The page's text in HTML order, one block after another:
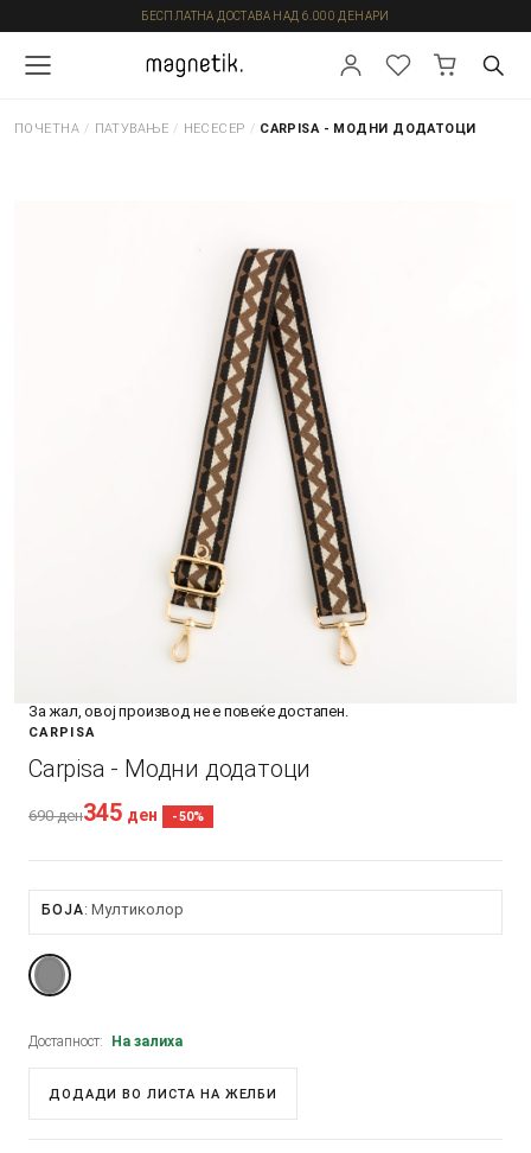
БЕСПЛАТНА ДОСТАВА НАД 6.000 ДЕНАРИ
ПОЧЕТНА / ПАТУВАЊЕ / НЕСЕСЕР / CARPISA - МОДНИ ДОДАТОЦИ
За жал, овој производ не е повеќе достапен.
CARPISA
Carpisa - Модни додатоци
690ден345 ден -50%
БОЈА Мултиколор
Достапност: На залиха
ДОДАДИ ВО ЛИСТА НА ЖЕЛБИ